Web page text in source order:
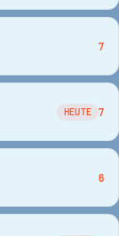
7
HEUTE 7
6